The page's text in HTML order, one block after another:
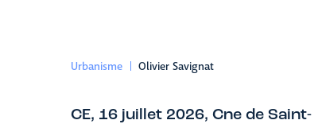
Urbanisme Olivier Savignat
CE, 16 juillet 2026, Cne de Saint-